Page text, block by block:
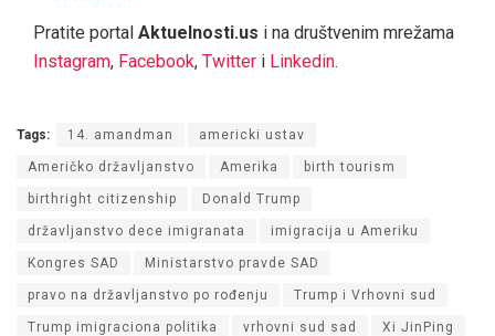
Pratite portal Aktuelnosti.us i na društvenim mrežama
Instagram, Facebook, Twitter i Linkedin.
Tags: 14. amandman americki ustav
Američko državljanstvo Amerika birth tourism
birthright citizenship Donald Trump
državljanstvo dece imigranata imigracija u Ameriku
Kongres SAD Ministarstvo pravde SAD
pravo na državljanstvo po rođenju Trump i Vrhovni sud
Trump imigraciona politika vrhovni sud sad Xi JinPing